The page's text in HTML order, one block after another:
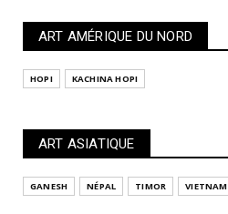
ART AMÉRIQUE DU NORD
HOPI KACHINA HOPI
ART ASIATIQUE
GANESH NÉPAL TIMOR VIETNAM